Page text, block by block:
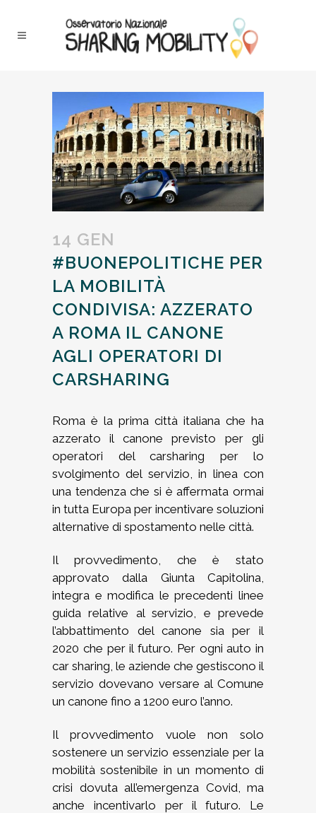
14 GEN
#BUONEPOLITICHE PER
LA MOBILITÀ
CONDIVISA: AZZERATO
A ROMA IL CANONE
AGLI OPERATORI DI
CARSHARING
Roma è la prima città italiana che ha
azzerato il canone previsto per gli
operatori del carsharing per lo
svolgimento del servizio, in linea con
una tendenza che si è affermata ormai
in tutta Europa per incentivare soluzioni
alternative di spostamento nelle città.
Il provvedimento, che è stato
approvato dalla Giunta Capitolina,
integra e modifica le precedenti linee
guida relative al servizio, e prevede
l’abbattimento del canone sia per il
2020 che per il futuro. Per ogni auto in
car sharing, le aziende che gestiscono il
servizio dovevano versare al Comune
un canone fino a 1200 euro l’anno.
Il provvedimento vuole non solo
sostenere un servizio essenziale per la
mobilità sostenibile in un momento di
crisi dovuta all’emergenza Covid, ma
anche incentivarlo per il futuro. Le